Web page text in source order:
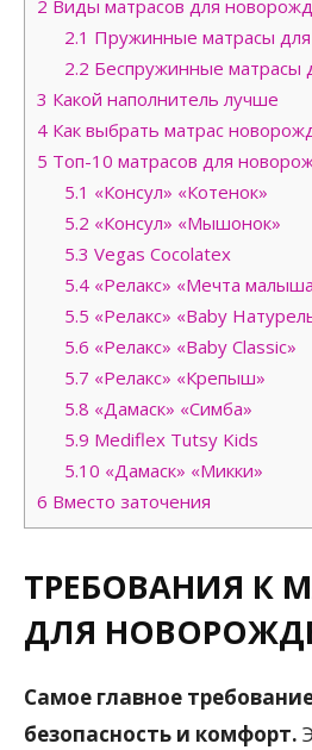
2 Виды матрасов для
2.1 Пружинные матрасы
2.2 Беспружинные матрасы
3 Какой наполнитель лучше
4 Как выбрать матрас
5 Топ-10 матрасов для
5.1 «Консул» «Котенок»
5.2 «Консул» «Мышонок»
5.3 Vegas Cocolatex
5.4«Релакс» «Мечта
5.5 «Релакс» «Baby
5.6 «Релакс» «Baby Classic»
5.7 «Релакс» «Крепыш»
5.8 «Дамаск» «Симба»
5.9 Mediflex Tutsy Kids
5.10 «Дамаск» «Микки»
6 Вместо заточения
ТРЕБОВАНИЯ К
ДЛЯ
Самое главное
безопасность и комфорт.